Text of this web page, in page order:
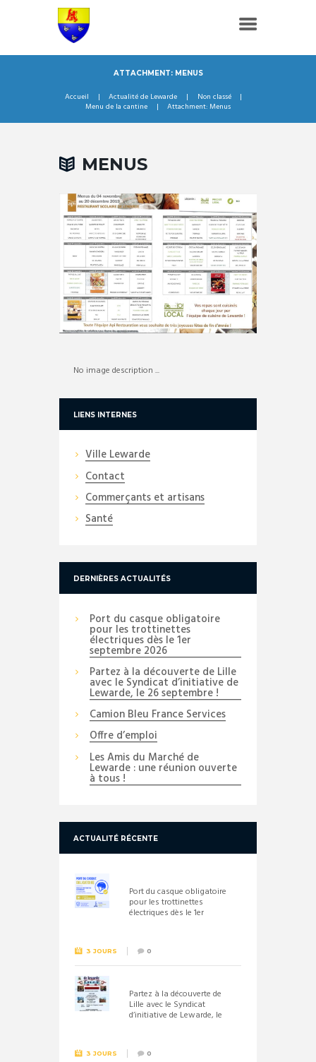
ATTACHMENT: MENUS
Accueil Actualité de Lewarde
Non classé
Menu de la cantine
Attachment: Menus
MENUS
No image description ...
LIENS INTERNES
Ville Lewarde
Contact
Commerçants et artisans
Santé
DERNIÈRES ACTUALITÉS
Port du casque obligatoire
pour les trottinettes
électriques dès le 1er
septembre 2026
Partez à la découverte de Lille
avec le Syndicat d’initiative de
Lewarde, le 26 septembre !
Camion Bleu France Services
Offre d’emploi
Les Amis du Marché de
Lewarde : une réunion ouverte
à tous !
ACTUALITÉ RÉCENTE
Port du casque obligatoire
pour les trottinettes
électriques dès le 1er
3 JOURS 0
Partez à la découverte de
Lille avec le Syndicat
d’initiative de Lewarde, le
3 JOURS 0